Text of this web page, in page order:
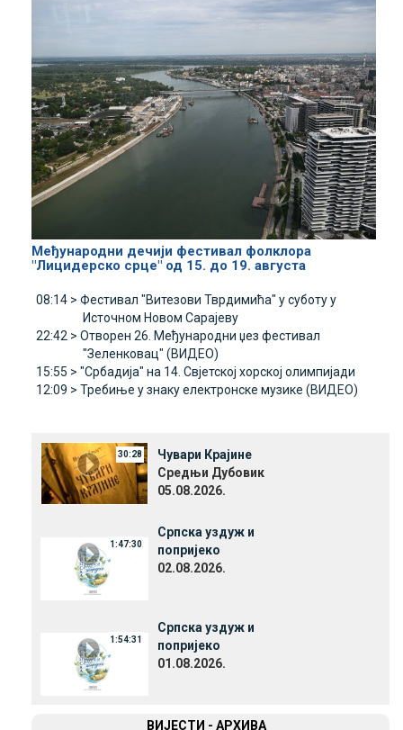
Међународни дечији фестивал фолклора
"Лицидерско срце" од 15. до 19. августа
08:14 > Фестивал "Витезови Тврдимића" у суботу у
Источном Новом Сарајеву
22:42 > Отворен 26. Међународни џез фестивал
"Зеленковац" (ВИДЕО)
15:55 > "Србадија" на 14. Свјетској хорској олимпијади
12:09 > Требиње у знаку електронске музике (ВИДЕО)
30:28
Чувари Крајине
Средњи Дубовик
05.08.2026.
1:47:30
Српска уздуж и
попријеко
02.08.2026.
1:54:31
Српска уздуж и
попријеко
01.08.2026.
ВИЈЕСТИ - АРХИВА